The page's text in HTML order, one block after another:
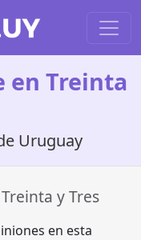
en Treinta
Uruguay
Treinta y Tres
en esta